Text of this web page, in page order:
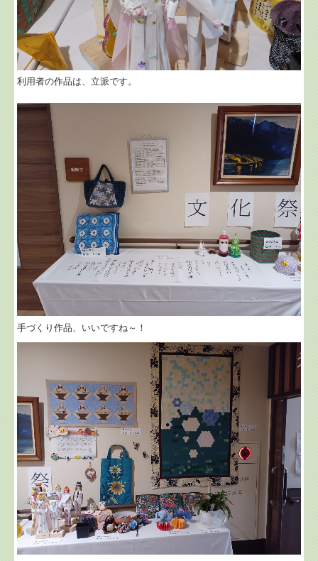
利用者の作品は、立派です。
手づくり作品、いいですね～！